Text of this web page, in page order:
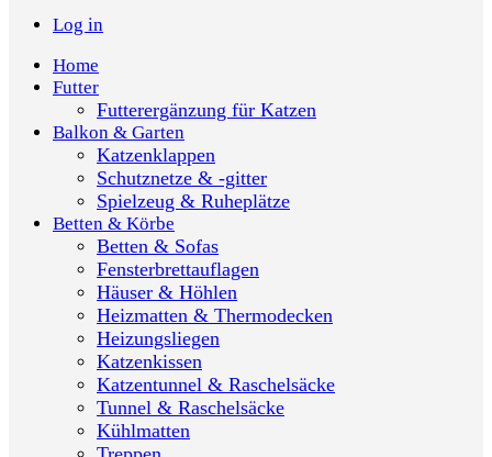
Log in
Home
Futter
Futterergänzung für Katzen
Balkon & Garten
Katzenklappen
Schutznetze & -gitter
Spielzeug & Ruheplätze
Betten & Körbe
Betten & Sofas
Fensterbrettauflagen
Häuser & Höhlen
Heizmatten & Thermodecken
Heizungsliegen
Katzenkissen
Katzentunnel & Raschelsäcke
Tunnel & Raschelsäcke
Kühlmatten